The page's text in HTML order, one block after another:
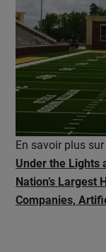
En savoir plus
Under the Lights
Nation’s
Companies,